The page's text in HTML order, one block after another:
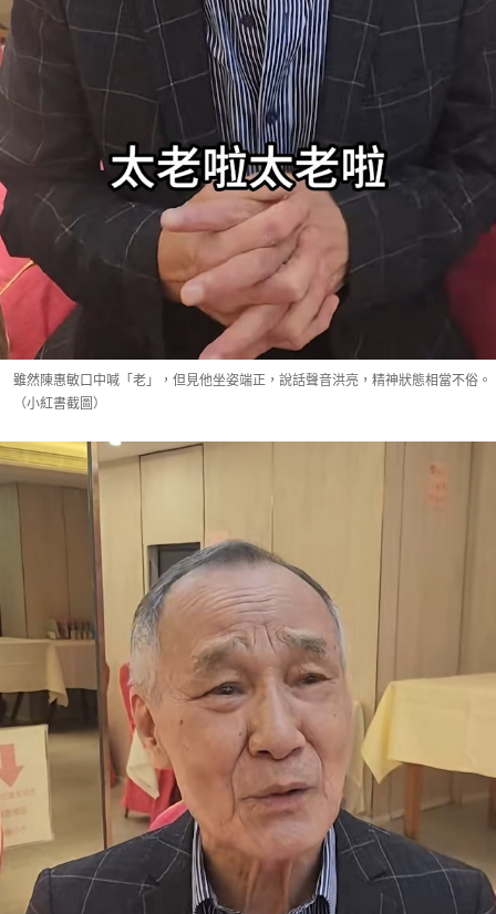
雖然陳惠敏口中喊「老」，但見他坐姿端正，說話聲音洪亮，精神狀態相當不俗。
（小紅書截圖）